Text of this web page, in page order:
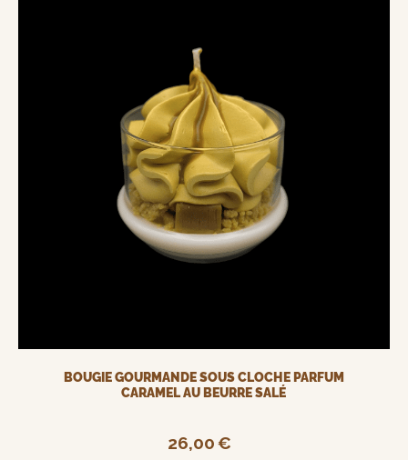
BOUGIE GOURMANDE SOUS CLOCHE PARFUM
CARAMEL AU BEURRE SALÉ
26,00€